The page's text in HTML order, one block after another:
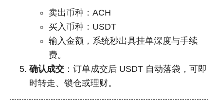
卖出币种：ACH
买入币种：USDT
输入金额，系统秒出具挂单深度与手续
费。
确认成交 ：订单成交后 USDT 自动落袋，可即
时转走、锁仓或理财。